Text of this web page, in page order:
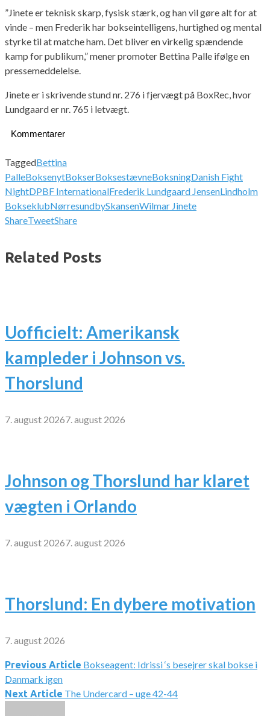
”Jinete er teknisk skarp, fysisk stærk, og han vil gøre alt for at
vinde – men Frederik har bokseintelligens, hurtighed og mental
styrke til at matche ham. Det bliver en virkelig spændende
kamp for publikum,” mener promoter Bettina Palle ifølge en
pressemeddelelse.
Jinete er i skrivende stund nr. 276 i fjervægt på BoxRec, hvor
Lundgaard er nr. 765 i letvægt.
Kommentarer
TaggedBettina
PalleBoksenytBokserBoksestævneBoksningDanish Fight
NightDPBF InternationalFrederik Lundgaard JensenLindholm
BokseklubNørresundbySkansenWilmar Jinete
ShareTweetShare
Related Posts
Uofficielt: Amerikansk
kampleder i Johnson vs.
Thorslund
7. august 20267. august 2026
Johnson og Thorslund har klaret
vægten i Orlando
7. august 20267. august 2026
Thorslund: En dybere motivation
7. august 2026
Indlægsnavigation
Previous Article Bokseagent: Idrissi ‘s besejrer skal bokse i
Danmark igen
Next Article The Undercard – uge 42-44